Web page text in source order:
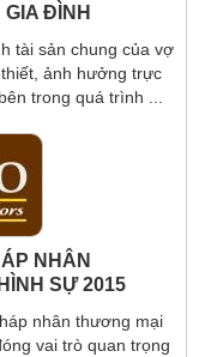
ĐÌNH
tài sản chung của vợ
ảnh hưởng trực
trong quá trình ...
NHÂN
SỰ 2015
nhân thương mại
vai trò quan trọng